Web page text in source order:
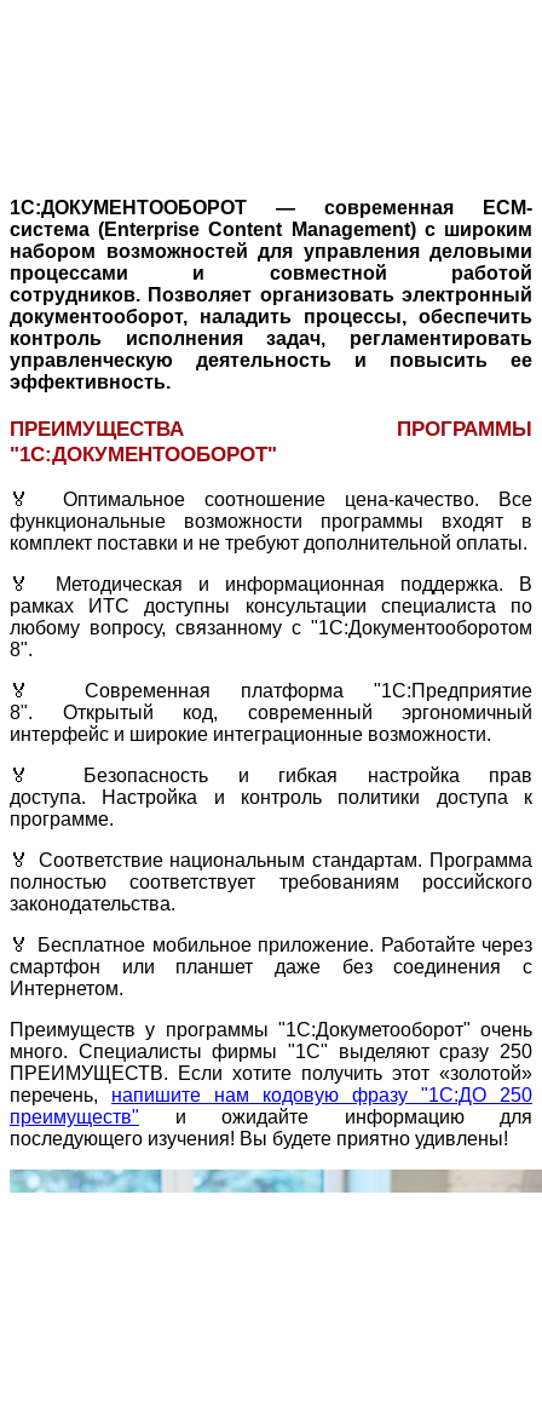
1С:ДОКУМЕНТООБОРОТ — современная ECM-
система (Enterprise Content Management) с широким
набором возможностей для управления деловыми
процессами и совместной работой
сотрудников. Позволяет организовать электронный
документооборот, наладить процессы, обеспечить
контроль исполнения задач, регламентировать
управленческую деятельность и повысить ее
эффективность.
ПРЕИМУЩЕСТВА ПРОГРАММЫ
"1С:ДОКУМЕНТООБОРОТ"
🏅 Оптимальное соотношение цена-качество. Все
функциональные возможности программы входят в
комплект поставки и не требуют дополнительной оплаты.
🏅 Методическая и информационная поддержка. В
рамках ИТС доступны консультации специалиста по
любому вопросу, связанному с "1С:Документооборотом
8".
🏅 Современная платформа "1С:Предприятие
8". Открытый код, современный эргономичный
интерфейс и широкие интеграционные возможности.
🏅 Безопасность и гибкая настройка прав
доступа. Настройка и контроль политики доступа к
программе.
🏅 Соответствие национальным стандартам. Программа
полностью соответствует требованиям российского
законодательства.
🏅 Бесплатное мобильное приложение. Работайте через
смартфон или планшет даже без соединения с
Интернетом.
Преимуществ у программы "1С:Докуметооборот" очень
много. Специалисты фирмы "1С" выделяют сразу 250
ПРЕИМУЩЕСТВ. Если хотите получить этот «золотой»
перечень, напишите нам кодовую фразу "1С:ДО 250
преимуществ" и ожидайте информацию для
последующего изучения! Вы будете приятно удивлены!